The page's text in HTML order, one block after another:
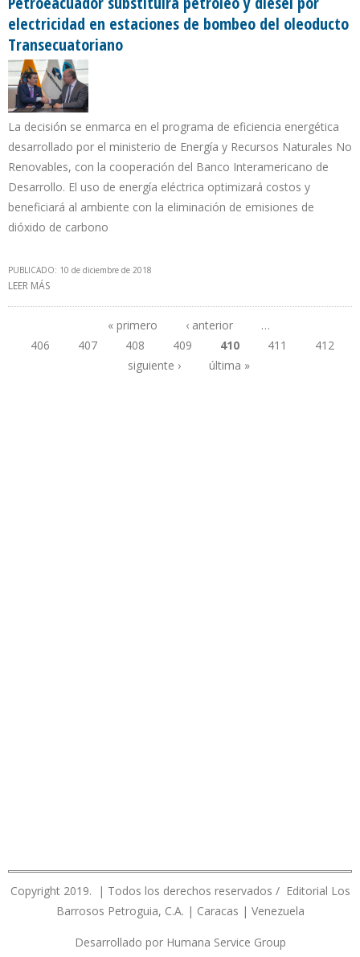
electricidad en estaciones de bombeo del oleoducto
Transecuatoriano
La decisión se enmarca en el programa de eficiencia energética
desarrollado por el ministerio de Energía y Recursos Naturales No
Renovables, con la cooperación del Banco Interamericano de
Desarrollo. El uso de energía eléctrica optimizará costos y
beneficiará al ambiente con la eliminación de emisiones de
dióxido de carbono
PUBLICADO: 10 de diciembre de 2018
LEER MÁS
TRANSECUATORIANO
Páginas
« primero ‹ anterior
…
406
407 408 409 410 411
412
siguiente ›
última »
Copyright 2019. | Todos los derechos reservados / Editorial Los
Barrosos Petroguia, C.A. | Caracas | Venezuela
Desarrollado por Humana Service Group